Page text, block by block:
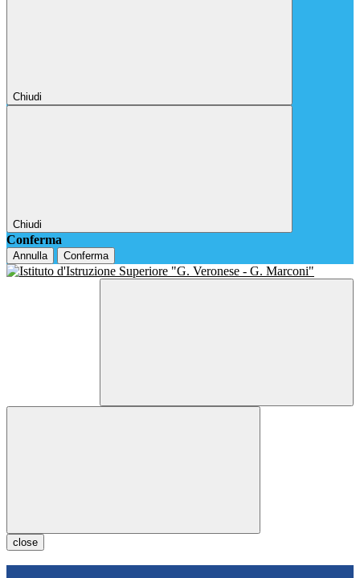
Chiudi
Chiudi
Conferma
Annulla Conferma
close